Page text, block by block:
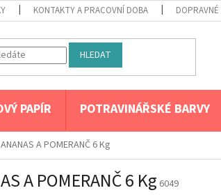
KONTAKTY A PRACOVNÍ DOBA DOPRAVNÉ
HLEDAT
PAPÍR POTRAVINÁŘSKÉ BARVY
A POMERANČ 6 Kg
A POMERANČ 6 Kg 6049